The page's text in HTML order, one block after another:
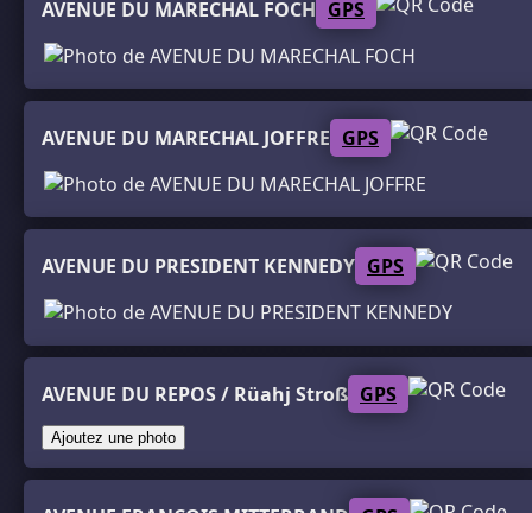
AVENUE DU MARECHAL FOCH GPS
AVENUE DU MARECHAL JOFFRE GPS
AVENUE DU PRESIDENT KENNEDY GPS
AVENUE DU REPOS / Rüahj Stroß GPS
Ajoutez une photo